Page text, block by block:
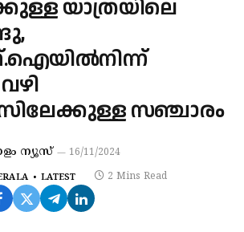
യാത്രയിലെ
സഞ്ചാരം
ന്യൂസ് 16/11/2024
LATEST 2 Mins Read